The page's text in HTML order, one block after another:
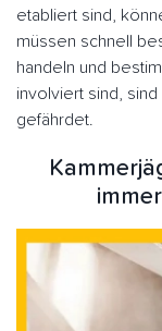
etabliert sind,
müssen schnell
handeln und
involviert sind,
gefährdet.